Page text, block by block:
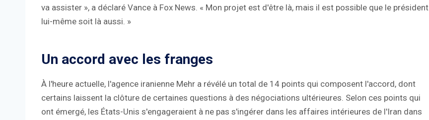
va assister », a déclaré Vance à Fox News. « Mon projet est d'être là, mais il est possible que le président
lui-même soit là aussi. »
Un accord avec les franges
À l'heure actuelle, l'agence iranienne Mehr a révélé un total de 14 points qui composent l'accord, dont
certains laissent la clôture de certaines questions à des négociations ultérieures. Selon ces points qui
ont émergé, les États-Unis s'engageraient à ne pas s'ingérer dans les affaires intérieures de l'Iran dans